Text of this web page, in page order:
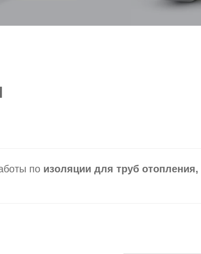
по изоляции для труб отопления,